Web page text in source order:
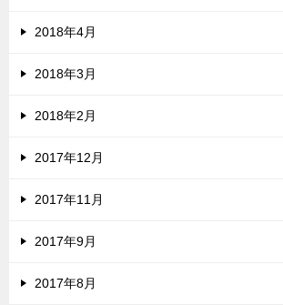
2018年4月
2018年3月
2018年2月
2017年12月
2017年11月
2017年9月
2017年8月